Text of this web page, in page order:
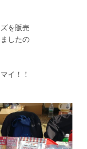
を販売
したの
イ！！